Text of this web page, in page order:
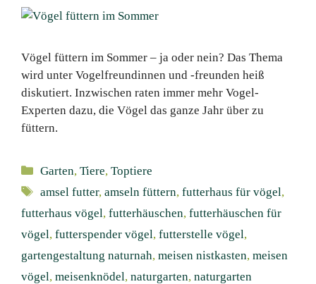
Vögel füttern im Sommer – ja oder nein? Das Thema
wird unter Vogelfreundinnen und -freunden heiß
diskutiert. Inzwischen raten immer mehr Vogel-
Experten dazu, die Vögel das ganze Jahr über zu
füttern.
Kategorien
Garten,Tiere,Toptiere
Schlagwörter
amsel futter,amseln füttern,futterhaus für vögel,
futterhaus vögel, futterhäuschen, futterhäuschen für
vögel, futterspender vögel, futterstelle vögel,
gartengestaltung naturnah, meisen nistkasten, meisen
vögel, meisenknödel, naturgarten, naturgarten